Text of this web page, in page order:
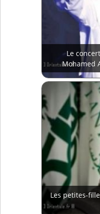
Le
Mohamed
Les petites-